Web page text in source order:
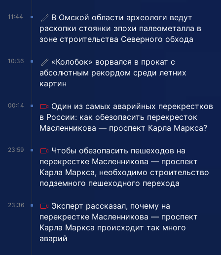
11:44
В Омской области археологи ведут
раскопки стоянки эпохи палеометалла в
зоне строительства Северного обхода
10:36
«Колобок» ворвался в прокат с
абсолютным рекордом среди летних
картин
00:14
Один из самых аварийных перекрестков
в России: как обезопасить перекресток
Масленникова — проспект Карла Маркса?
23:59
Чтобы обезопасить пешеходов на
перекрестке Масленникова — проспект
Карла Маркса, необходимо строительство
подземного пешеходного перехода
23:36
Эксперт рассказал, почему на
перекрестке Масленникова — проспект
Карла Маркса происходит так много
аварий